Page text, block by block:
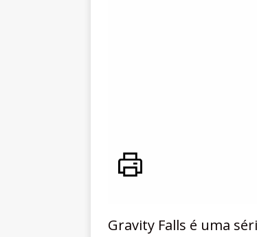
Gravity Falls é uma